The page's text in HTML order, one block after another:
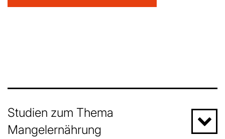
Studien zum Thema
Mangelernährung